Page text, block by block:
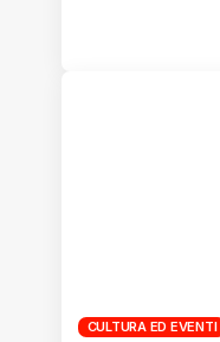
CULTURA ED EVENTI